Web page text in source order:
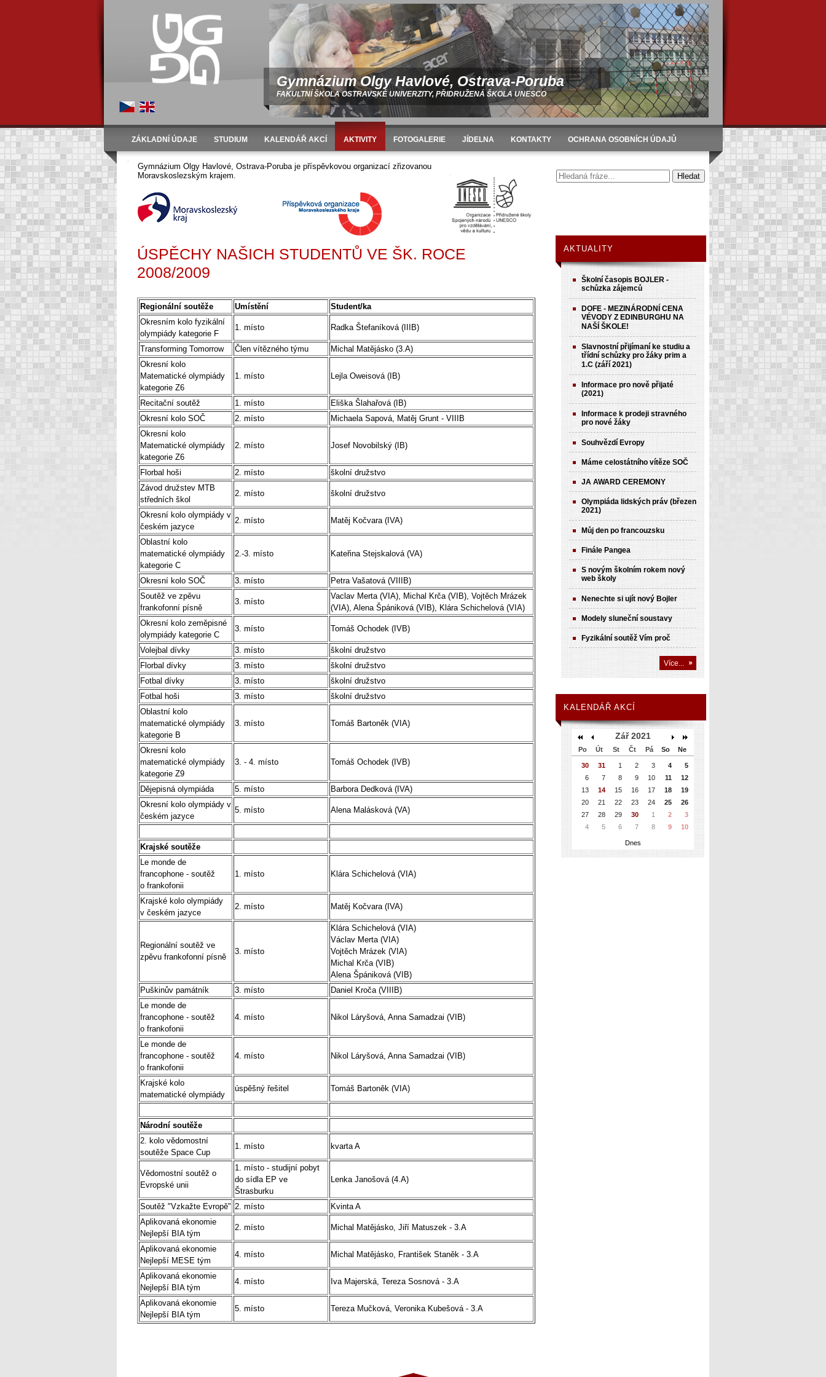
Gymnázium Olgy Havlové, Ostrava-Poruba
FAKULTNÍ ŠKOLA OSTRAVSKÉ UNIVERZITY, PŘIDRUŽENÁ ŠKOLA UNESCO
ZÁKLADNÍ ÚDAJE STUDIUM KALENDÁŘ AKCÍ AKTIVITY FOTOGALERIE JÍDELNA KONTAKTY OCHRANA OSOBNÍCH ÚDAJŮ
Úvod Aktivity Úspěchy studentů Ve šk. roce 2008/2009
Gymnázium Olgy Havlové, Ostrava-Poruba je příspěvkovou organizací zřizovanou
Moravskoslezským krajem.
ÚSPĚCHY NAŠICH STUDENTŮ VE ŠK. ROCE
2008/2009
Regionální soutěže Umístění
Student/ka
Okresním kolo fyzikální
olympiády kategorie F
1. místo Radka Štefaníková (IIIB)
Transforming Tomorrow Člen vítězného týmu
Michal Matějásko (3.A)
Okresní kolo
Matematické olympiády
kategorie Z6
1. místo Lejla Oweisová (IB)
Recitační soutěž 1. místo
Eliška Šlahařová (IB)
Okresní kolo SOČ
2. místo
Michaela Sapová, Matěj Grunt - VIIIB
Okresní kolo
Matematické olympiády
kategorie Z6
2. místo Josef Novobilský (IB)
Florbal hoši 2. místo
školní družstvo
Závod družstev MTB
středních škol
2. místo školní družstvo
Okresní kolo olympiády v
českém jazyce
2. místo Matěj Kočvara (IVA)
Oblastní kolo
matematické olympiády
kategorie C
2.-3. místo Kateřina Stejskalová (VA)
Okresní kolo SOČ 3. místo
Petra Vašatová (VIIIB)
Soutěž ve zpěvu
frankofonní písně
3. místo
Vaclav Merta (VIA), Michal Krča (VIB), Vojtěch Mrázek
(VIA), Alena Špániková (VIB), Klára Schichelová (VIA)
Okresní kolo zeměpisné
olympiády kategorie C
3. místo Tomáš Ochodek (IVB)
Volejbal dívky 3. místo
školní družstvo
Florbal dívky
3. místo
školní družstvo
Fotbal dívky
3. místo
školní družstvo
Fotbal hoši
3. místo
školní družstvo
Oblastní kolo
matematické olympiády
kategorie B
3. místo Tomáš Bartoněk (VIA)
Okresní kolo
matematické olympiády
kategorie Z9
3. - 4. místo Tomáš Ochodek (IVB)
Dějepisná olympiáda 5. místo
Barbora Dedková (IVA)
Okresní kolo olympiády v
českém jazyce
5. místo Alena Malásková (VA)
Krajské soutěže
Le monde de
francophone - soutěž
o frankofonii
1. místo Klára Schichelová (VIA)
Krajské kolo olympiády
v českém jazyce
2. místo Matěj Kočvara (IVA)
Regionální soutěž ve
zpěvu frankofonní písně
3. místo
Klára Schichelová (VIA)
Václav Merta (VIA)
Vojtěch Mrázek (VIA)
Michal Krča (VIB)
Alena Špániková (VIB)
Puškinův památník
3. místo
Daniel Kroča (VIIIB)
Le monde de
francophone - soutěž
o frankofonii
4. místo Nikol Láryšová, Anna Samadzai (VIB)
Le monde de
francophone - soutěž
o frankofonii
4. místo Nikol Láryšová, Anna Samadzai (VIB)
Krajské kolo
matematické olympiády
úspěšný řešitel Tomáš Bartoněk (VIA)
Národní soutěže
2. kolo vědomostní
soutěže Space Cup
1. místo kvarta A
Vědomostní soutěž o
Evropské unii
1. místo - studijní pobyt
do sídla EP ve
Štrasburku
Lenka Janošová (4.A)
Soutěž "Vzkažte Evropě" 2. místo
Kvinta A
Aplikovaná ekonomie
Nejlepší BIA tým
2. místo Michal Matějásko, Jiří Matuszek - 3.A
Aplikovaná ekonomie
Nejlepší MESE tým
4. místo Michal Matějásko, František Staněk - 3.A
Aplikovaná ekonomie
Nejlepší BIA tým
4. místo Iva Majerská, Tereza Sosnová - 3.A
Aplikovaná ekonomie
Nejlepší BIA tým
5. místo Tereza Mučková, Veronika Kubešová - 3.A
AKTUALITY
Školní časopis BOJLER -
schůzka zájemců
DOFE - MEZINÁRODNÍ CENA
VÉVODY Z EDINBURGHU NA
NAŠÍ ŠKOLE!
Slavnostní přijímaní ke studiu a
třídní schůzky pro žáky prim a
1.C (září 2021)
Informace pro nově přijaté
(2021)
Informace k prodeji stravného
pro nové žáky
Souhvězdí Evropy
Máme celostátního vítěze SOČ
JA AWARD CEREMONY
Olympiáda lidských práv (březen
2021)
Můj den po francouzsku
Finále Pangea
S novým školním rokem nový
web školy
Nenechte si ujít nový Bojler
Modely sluneční soustavy
Fyzikální soutěž Vím proč
Více...
KALENDÁŘ AKCÍ
Zář 2021
Po Út St Čt Pá So Ne
30 31 1 2 3 4
5
6
7 8 9 10 11
12
13
14 15 16 17 18
19
20
21 22 23 24 25
26
27
28 29 30 1 2
3
4
5 6 7 8 9 10
Dnes